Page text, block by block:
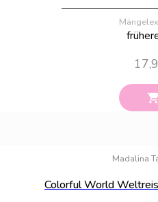
Madalina
Colorful World